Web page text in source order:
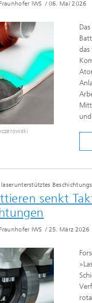
IWS / 06. Mai 2026
das
senkt
IWS / 25. März 2026